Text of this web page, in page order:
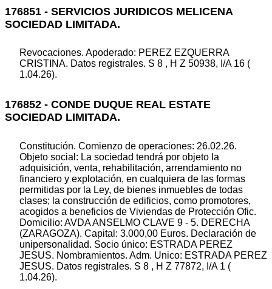
176851 - SERVICIOS JURIDICOS MELICENA
SOCIEDAD LIMITADA.
Revocaciones. Apoderado: PEREZ EZQUERRA
CRISTINA. Datos registrales. S 8 , H Z 50938, I/A 16 (
1.04.26).
176852 - CONDE DUQUE REAL ESTATE
SOCIEDAD LIMITADA.
Constitución. Comienzo de operaciones: 26.02.26.
Objeto social: La sociedad tendrá por objeto la
adquisición, venta, rehabilitación, arrendamiento no
financiero y explotación, en cualquiera de las formas
permitidas por la Ley, de bienes inmuebles de todas
clases; la construcción de edificios, como promotores,
acogidos a beneficios de Viviendas de Protección Ofic.
Domicilio: AVDA ANSELMO CLAVE 9 - 5. DERECHA
(ZARAGOZA). Capital: 3.000,00 Euros. Declaración de
unipersonalidad. Socio único: ESTRADA PEREZ
JESUS. Nombramientos. Adm. Unico: ESTRADA PEREZ
JESUS. Datos registrales. S 8 , H Z 77872, I/A 1 (
1.04.26).